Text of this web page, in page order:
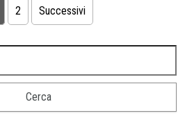
2 Successivi